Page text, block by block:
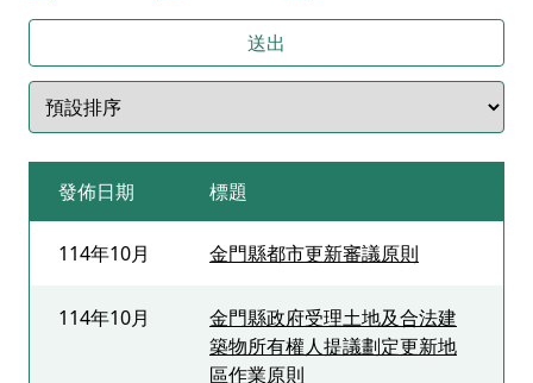
送出
發佈日期 標題
114年10月 金門縣都市更新審議原則
114年10月
金門縣政府受理土地及合法建
築物所有權人提議劃定更新地
區作業原則